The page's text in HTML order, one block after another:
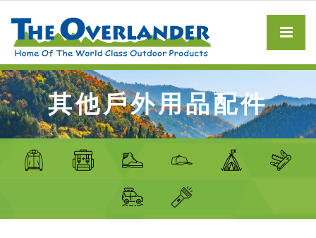
其他戶外用品配件